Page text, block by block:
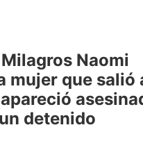
Naomi
mujer que salió
detenido